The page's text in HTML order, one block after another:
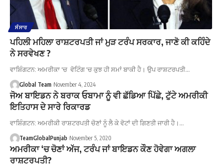
ਸੰਸਾਰ
ਪਹਿਲੀ ਮਹਿਲਾ ਰਾਸ਼ਟਰਪਤੀ ਜਾਂ ਮੁੜ ਟਰੰਪ ਸਰਕਾਰ, ਜਾਣੋ ਕੀ ਕਹਿੰਦੇ
ਨੇ ਸਰਵੇਖਣ ?
ਵਾਸ਼ਿੰਗਟਨ: ਅਮਰੀਕਾ 'ਚ ਵੋਟਿੰਗ 'ਚ ਕੁਝ ਹੀ ਸਮਾਂ ਬਾਕੀ ਹੈ। ਉਪ ਰਾਸ਼ਟਰਪਤੀ…
Global Team November 4, 2024
ਜੋਅ ਬਾਇਡਨ ਨੇ ਬਰਾਕ ਓਬਾਮਾ ਨੂੰ ਵੀ ਛੱਡਿਆ ਪਿੱਛੇ, ਟੁੱਟੇ ਅਮਰੀਕੀ
ਇਤਿਹਾਸ ਦੇ ਸਾਰੇ ਰਿਕਾਰਡ
ਵਾਸ਼ਿੰਗਟਨ: ਅਮਰੀਕੀ ਰਾਸ਼ਟਰਪਤੀ ਚੋਣਾਂ ਨੂੰ ਲੈ ਕੇ ਵੋਟਾਂ ਦੀ ਗਿਣਤੀ ਜਾਰੀ ਹੈ।…
TeamGlobalPunjab November 5, 2020
ਅਮਰੀਕਾ ‘ਚ ਚੋਣਾਂ ਅੱਜ, ਟਰੰਪ ਜਾਂ ਬਾਇਡਨ ਕੌਣ ਹੋਵੇਗਾ ਅਗਲਾ
ਰਾਸ਼ਟਰਪਤੀ?